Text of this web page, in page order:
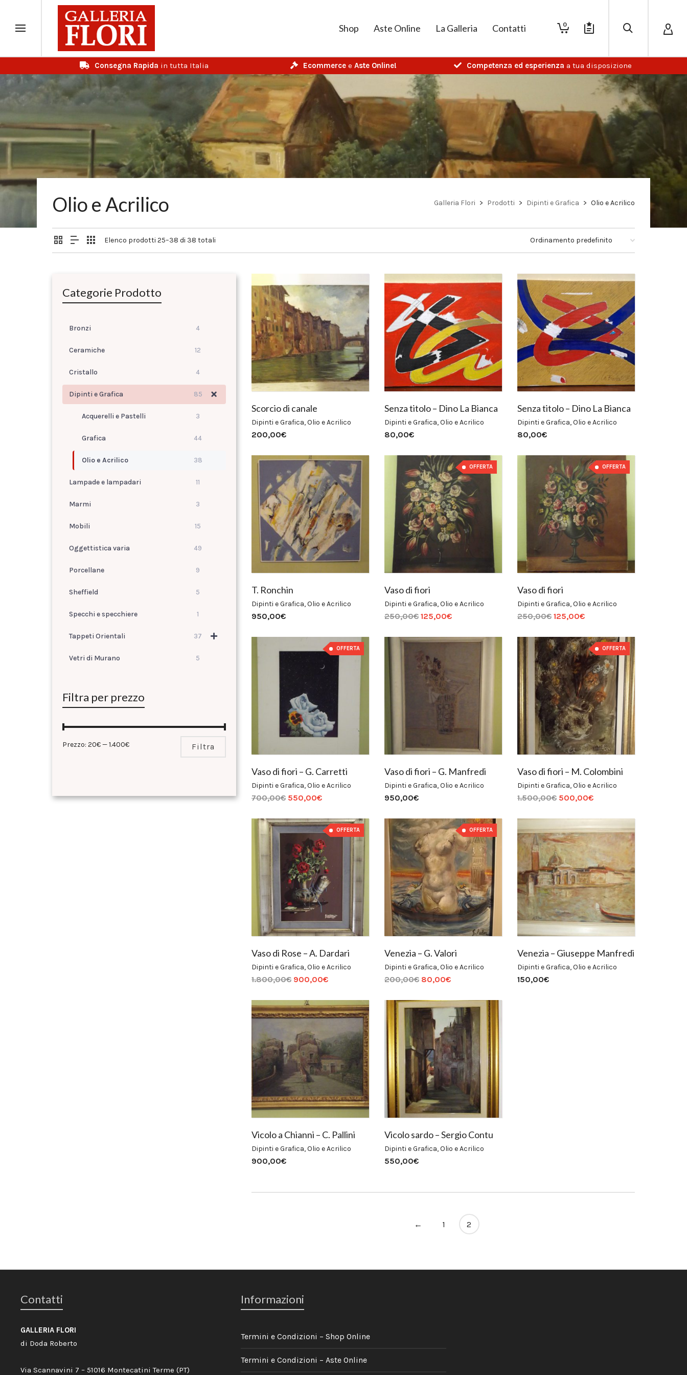
0
Shop Aste Online La Galleria Contatti
Consegna Rapida in tutta Italia Ecommerce e Aste Online! Competenza ed esperienza a tua disposizione
Olio e Acrilico Galleria Flori > Prodotti > Dipinti e Grafica > Olio e Acrilico
Elenco prodotti 25–38 di 38 totali
Scorcio di canale
Dipinti e Grafica,Olio e Acrilico
200,00€
Senza titolo – Dino La Bianca
Dipinti e Grafica,Olio e Acrilico
80,00€
Senza titolo – Dino La Bianca
Dipinti e Grafica,Olio e Acrilico
80,00€
T. Ronchin
Dipinti e Grafica,Olio e Acrilico
950,00€
OFFERTA
Vaso di fiori
Dipinti e Grafica,Olio e Acrilico
250,00€ 125,00€
OFFERTA
Vaso di fiori
Dipinti e Grafica,Olio e Acrilico
250,00€ 125,00€
OFFERTA
Vaso di fiori – G. Carretti
Dipinti e Grafica,Olio e Acrilico
700,00€ 550,00€
Vaso di fiori – G. Manfredi
Dipinti e Grafica,Olio e Acrilico
950,00€
OFFERTA
Vaso di fiori – M. Colombini
Dipinti e Grafica,Olio e Acrilico
1.500,00€ 500,00€
OFFERTA
Vaso di Rose – A. Dardari
Dipinti e Grafica,Olio e Acrilico
1.800,00€ 900,00€
OFFERTA
Venezia – G. Valori
Dipinti e Grafica,Olio e Acrilico
200,00€ 80,00€
Venezia – Giuseppe Manfredi
Dipinti e Grafica,Olio e Acrilico
150,00€
Vicolo a Chianni – C. Pallini
Dipinti e Grafica,Olio e Acrilico
900,00€
Vicolo sardo – Sergio Contu
Dipinti e Grafica,Olio e Acrilico
550,00€
← 1 2
Categorie Prodotto
Bronzi 4
Ceramiche 12
Cristallo 4
Dipinti e Grafica 85
Acquerelli e Pastelli 3
Grafica 44
Olio e Acrilico 38
Lampade e lampadari 11
Marmi 3
Mobili 15
Oggettistica varia 49
Porcellane 9
Sheffield 5
Specchi e specchiere 1
Tappeti Orientali 37
Vetri di Murano 5
Filtra per prezzo
Filtra
Prezzo: 20€—1.400€
Contatti
GALLERIA FLORI
di Doda Roberto
Via Scannavini 7 – 51016 Montecatini Terme (PT)
Informazioni
Termini e Condizioni – Shop Online
Termini e Condizioni – Aste Online